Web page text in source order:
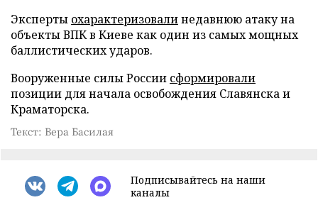
Эксперты охарактеризовалинедавнюю атаку на
объекты ВПК в Киеве как один из самых мощных
баллистических ударов.
Вооруженные силы России сформировали
позиции для начала освобождения Славянска и
Краматорска.
Текст: Вера Басилая
Подписывайтесь на наши
каналы